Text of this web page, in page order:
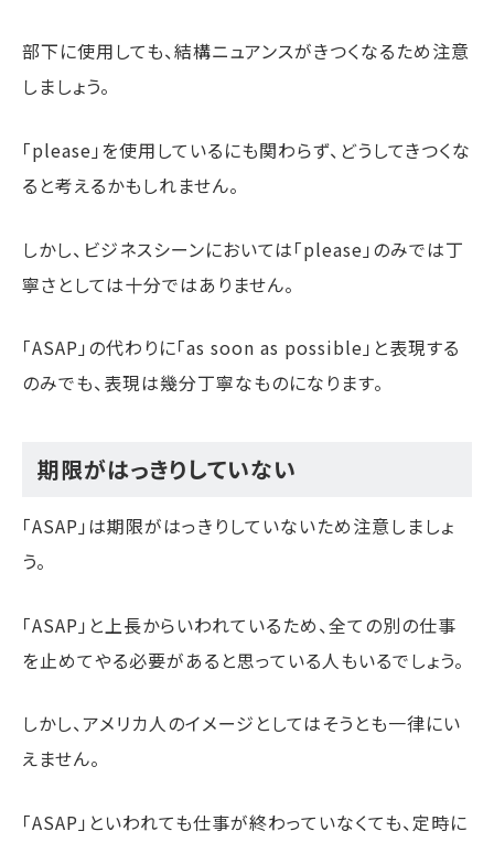
部下に使用しても、結構ニュアンスがきつくなるため注意
しましょう。
「please」を使用しているにも関わらず、どうしてきつくな
ると考えるかもしれません。
しかし、ビジネスシーンにおいては「please」のみでは丁
寧さとしては十分ではありません。
「ASAP」の代わりに「as soon as possible」と表現する
のみでも、表現は幾分丁寧なものになります。
期限がはっきりしていない
「ASAP」は期限がはっきりしていないため注意しましょ
う。
「ASAP」と上長からいわれているため、全ての別の仕事
を止めてやる必要があると思っている人もいるでしょう。
しかし、アメリカ人のイメージとしてはそうとも一律にい
えません。
「ASAP」といわれても仕事が終わっていなくても、定時に